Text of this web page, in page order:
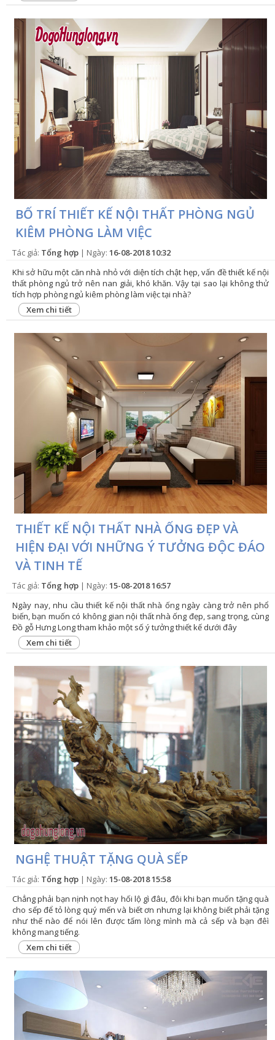
BỐ TRÍ THIẾT KẾ NỘI THẤT PHÒNG NGỦ
KIÊM PHÒNG LÀM VIỆC
Tác giả: Tổng hợp | Ngày: 16-08-2018 10:32
Khi sở hữu một căn nhà nhỏ với diện tích chật hẹp, vấn đề thiết kế nội
thất phòng ngủ trở nên nan giải, khó khăn. Vậy tại sao lại không thử
tích hợp phòng ngủ kiêm phòng làm việc tại nhà?
Xem chi tiết
THIẾT KẾ NỘI THẤT NHÀ ỐNG ĐẸP VÀ
HIỆN ĐẠI VỚI NHỮNG Ý TƯỞNG ĐỘC ĐÁO
VÀ TINH TẾ
Tác giả: Tổng hợp | Ngày: 15-08-2018 16:57
Ngày nay, nhu cầu thiết kế nội thất nhà ống ngày càng trở nên phổ
biến, bạn muốn có không gian nội thất nhà ống đẹp, sang trọng, cùng
Đồ gỗ Hưng Long tham khảo một số ý tưởng thiết kế dưới đây
Xem chi tiết
NGHỆ THUẬT TẶNG QUÀ SẾP
Tác giả: Tổng hợp | Ngày: 15-08-2018 15:58
Chẳng phải bạn nịnh nọt hay hối lộ gì đâu, đôi khi bạn muốn tặng quà
cho sếp để tỏ lòng quý mến và biết ơn nhưng lại không biết phải tặng
như thế nào để nói lên được tấm lòng mình mà cả sếp và bạn đêì
không mang tiếng.
Xem chi tiết